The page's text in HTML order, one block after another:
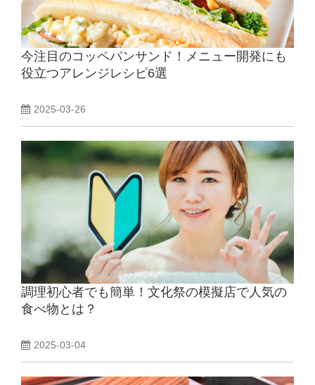
今注目のコッペパンサンド！メニュー開発にも
役立つアレンジレシピ6選
2025-03-26
調理初心者でも簡単！文化祭の模擬店で人気の
食べ物とは？
2025-03-04